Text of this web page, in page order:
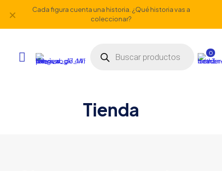
Cada figura cuenta una historia. ¿Qué historia vas a
coleccionar?
✕
productos
0
Tienda